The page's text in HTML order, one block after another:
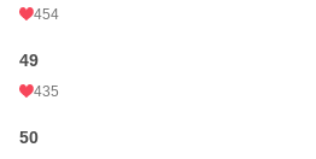
454
49
435
50